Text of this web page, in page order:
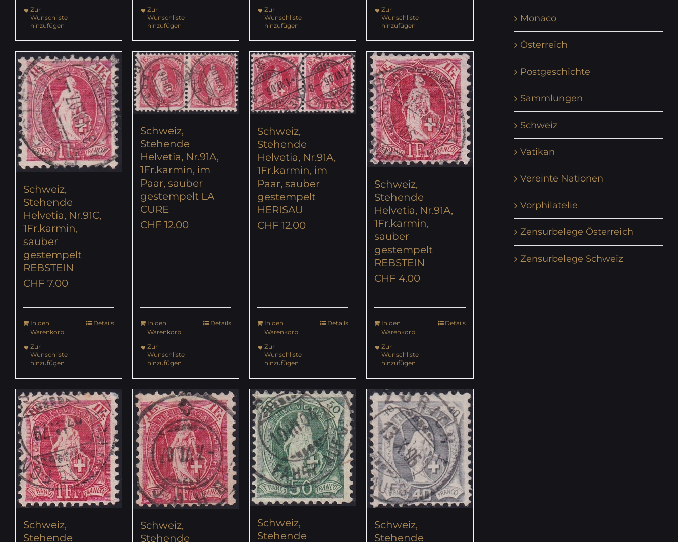
Zur
Wunschliste
hinzufügen
Zur
Wunschliste
hinzufügen
Zur
Wunschliste
hinzufügen
Zur
Wunschliste
hinzufügen
Schweiz,
Stehende
Helvetia, Nr.91C,
1Fr.karmin,
sauber
gestempelt
REBSTEIN
CHF 7.00
In den
Warenkorb
Details
Zur
Wunschliste
hinzufügen
Schweiz,
Stehende
Helvetia, Nr.91A,
1Fr.karmin, im
Paar, sauber
gestempelt LA
CURE
CHF 12.00
In den
Warenkorb
Details
Zur
Wunschliste
hinzufügen
Schweiz,
Stehende
Helvetia, Nr.91A,
1Fr.karmin, im
Paar, sauber
gestempelt
HERISAU
CHF 12.00
In den
Warenkorb
Details
Zur
Wunschliste
hinzufügen
Schweiz,
Stehende
Helvetia, Nr.91A,
1Fr.karmin,
sauber
gestempelt
REBSTEIN
CHF 4.00
In den
Warenkorb
Details
Zur
Wunschliste
hinzufügen
Schweiz,
Stehende
Schweiz,
Stehende
Schweiz,
Stehende
Schweiz,
Stehende
Monaco
Österreich
Postgeschichte
Sammlungen
Schweiz
Vatikan
Vereinte Nationen
Vorphilatelie
Zensurbelege Österreich
Zensurbelege Schweiz